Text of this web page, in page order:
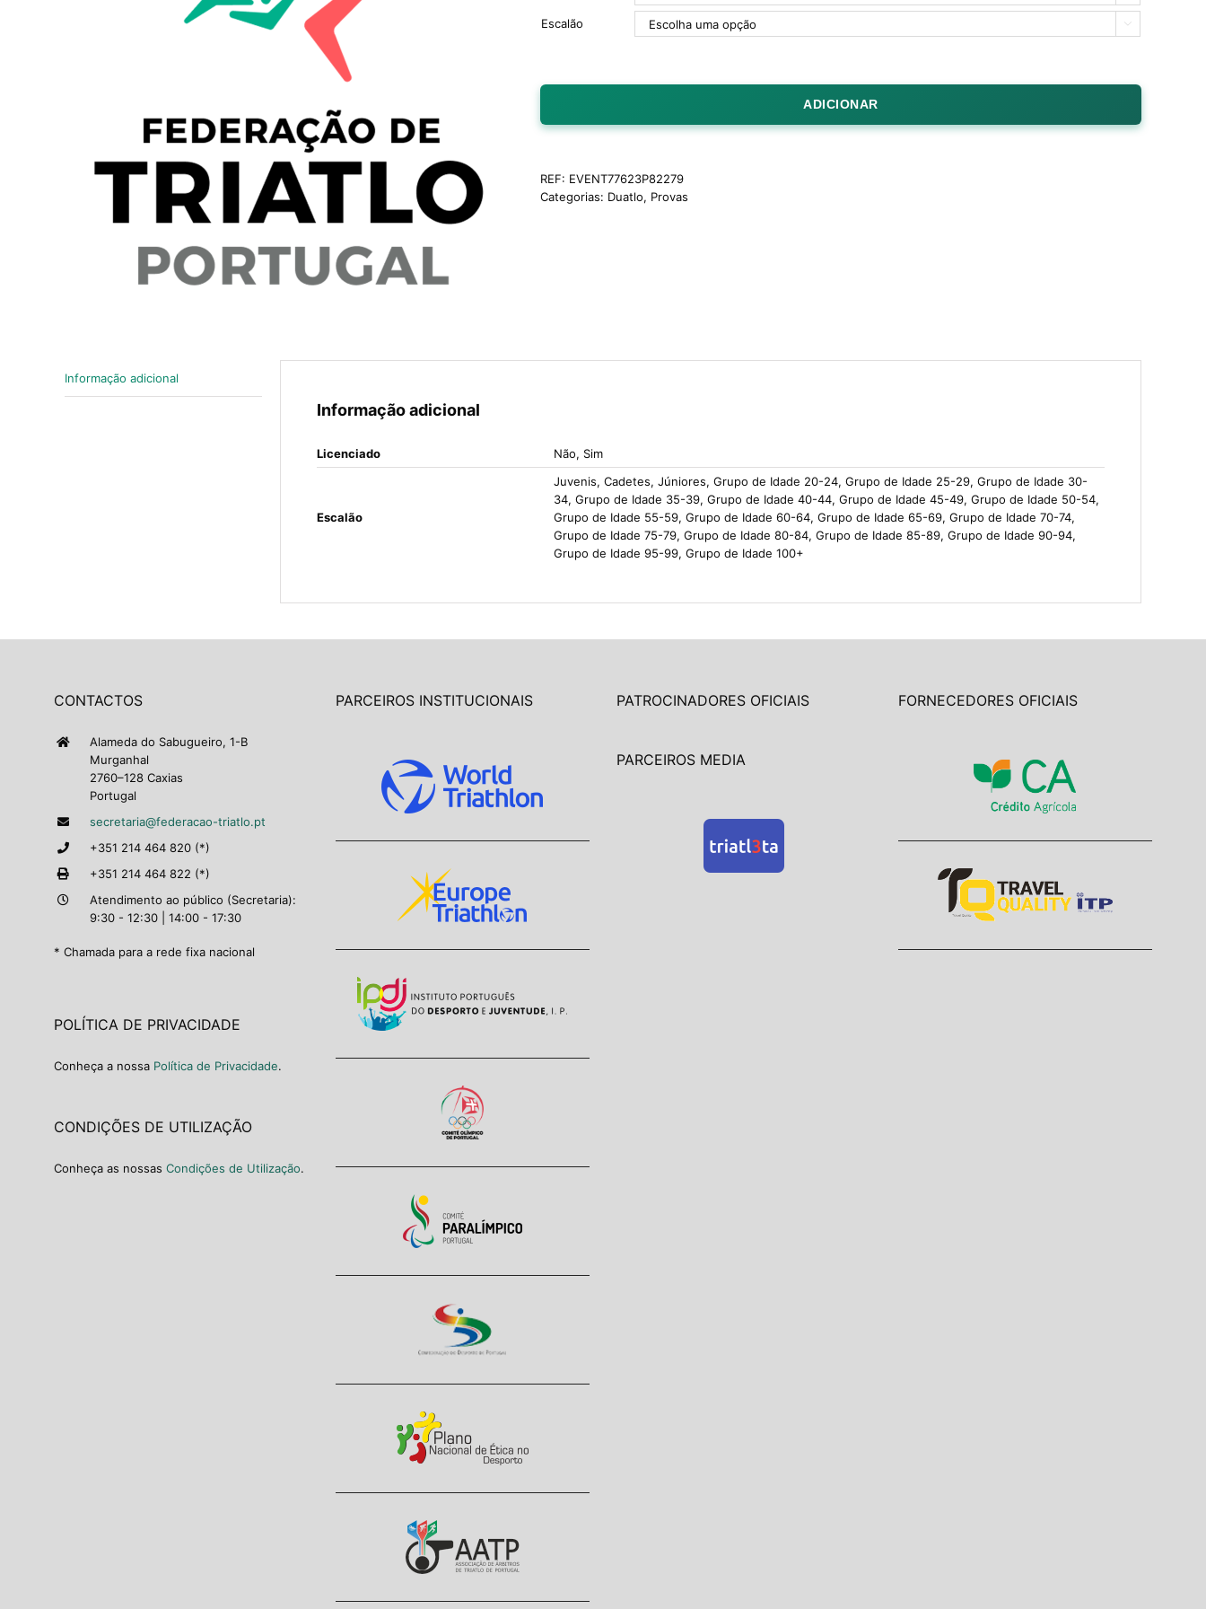
Escalão 
ADICIONAR
REF: EVENT77623P82279
Categorias: Duatlo, Provas
Informação adicional
Informação adicional
Licenciado Não, Sim
Escalão
Juvenis, Cadetes, Júniores, Grupo de Idade 20-24, Grupo de Idade 25-29, Grupo de Idade 30-
34, Grupo de Idade 35-39, Grupo de Idade 40-44, Grupo de Idade 45-49, Grupo de Idade 50-54,
Grupo de Idade 55-59, Grupo de Idade 60-64, Grupo de Idade 65-69, Grupo de Idade 70-74,
Grupo de Idade 75-79, Grupo de Idade 80-84, Grupo de Idade 85-89, Grupo de Idade 90-94,
Grupo de Idade 95-99, Grupo de Idade 100+
CONTACTOS
Alameda do Sabugueiro, 1-B
Murganhal
2760–128 Caxias
Portugal
secretaria@federacao-triatlo.pt
+351 214 464 820 (*)
+351 214 464 822 (*)
Atendimento ao público (Secretaria):
9:30 - 12:30 | 14:00 - 17:30
* Chamada para a rede fixa nacional
POLÍTICA DE PRIVACIDADE
Conheça a nossa Política de Privacidade.
CONDIÇÕES DE UTILIZAÇÃO
Conheça as nossas Condições de Utilização.
PARCEIROS INSTITUCIONAIS PATROCINADORES OFICIAIS
PARCEIROS MEDIA
FORNECEDORES OFICIAIS